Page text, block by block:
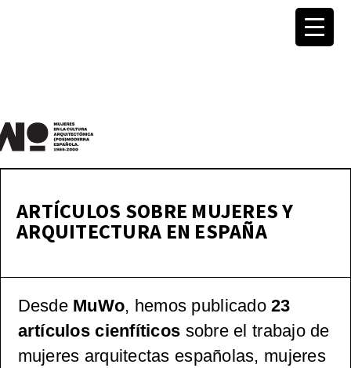
MuWo –
Mujeres
en la
Cultura
Arquitec
ARTÍCULOS SOBRE MUJERES Y
ARQUITECTURA EN ESPAÑA
Desde MuWo, hemos publicado23
artículos cienfíticos sobre el trabajo de
mujeres arquitectas españolas, mujeres